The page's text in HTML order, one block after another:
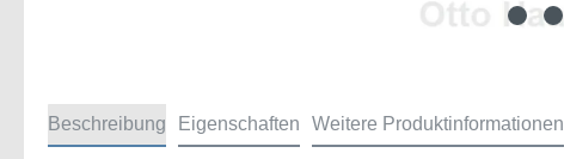
Beschreibung Eigenschaften Weitere Produktinformationen